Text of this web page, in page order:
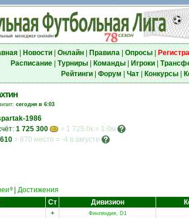
| Новости| Онлайн| Правила| Опросы|
Расписание| Турниры| Команды| Игроки|
Рейтинги| Форум Чат| Конкурсы|
сегодня в 6:03
1986
1 725 300
= 1 725.0к = 1.0м
610 = 670 место = -4 в августе
9
Достижения
Ст Дивизион
+ Финляндия, D1